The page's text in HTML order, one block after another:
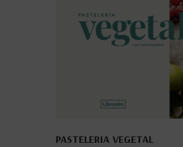
PASTELERIA VEGETAL